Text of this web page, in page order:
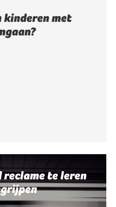
kinderen met
reclame te leren